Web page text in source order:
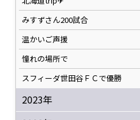
みすずさん200試合
温かいご声援
憧れの場所で
スフィーダ世田谷ＦＣで優勝
2023年